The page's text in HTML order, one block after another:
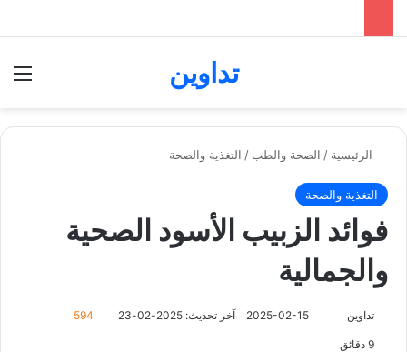
تداوين
الرئيسية / الصحة والطب / التغذية والصحة
التغذية والصحة
فوائد الزبيب الأسود الصحية
والجمالية
تداوين 2025-02-15 آخر تحديث: 2025-02-23 594